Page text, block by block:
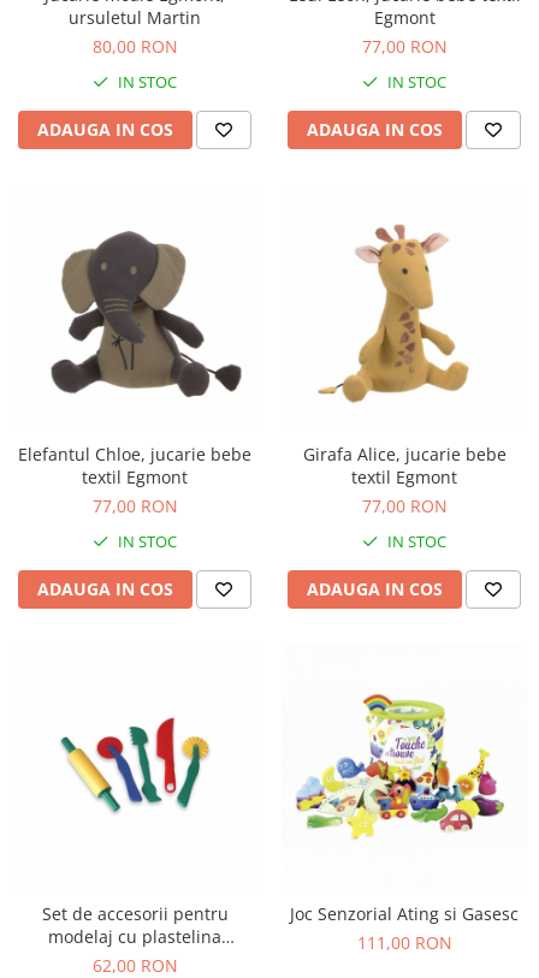
Figurine plus
Jucarii Montessori
Nevoi speciale si sindrom Down
Seturi Numberblocks
Jucarii de motricitate
Jucarii fructe si legume
Puzzle-uri
Puzzle clasic
Puzzle de podea
IQ puzzle
Jucarii bebelusi
Jucarii de baie
Zornaitoare
Jucarii dentitie
Jucarii de sortat
Jucarii muzicale bebelusi
Puzzle bebelusi
ursuletul Martin
80,00 RON
IN STOC
ADAUGA IN COS
Egmont
77,00 RON
IN STOC
ADAUGA IN COS
Elefantul Chloe, jucarie bebe
textil Egmont
77,00 RON
IN STOC
ADAUGA IN COS
Girafa Alice, jucarie bebe
textil Egmont
77,00 RON
IN STOC
ADAUGA IN COS
Set de accesorii pentru
modelaj cu plastelina
Miniland
62,00 RON
Joc Senzorial Ating si Gasesc
111,00 RON